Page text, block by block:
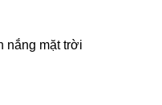
nắng mặt trời